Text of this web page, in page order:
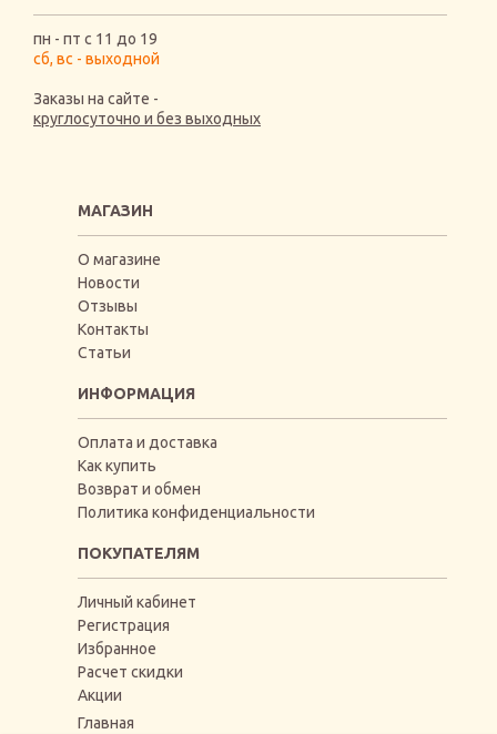
пн - пт с 11 до 19
сб, вс - выходной
Заказы на сайте -
круглосуточно и без выходных
МАГАЗИН
О магазине
Новости
Отзывы
Контакты
Статьи
ИНФОРМАЦИЯ
Оплата и доставка
Как купить
Возврат и обмен
Политика конфиденциальности
ПОКУПАТЕЛЯМ
Личный кабинет
Регистрация
Избранное
Расчет скидки
Акции
Главная